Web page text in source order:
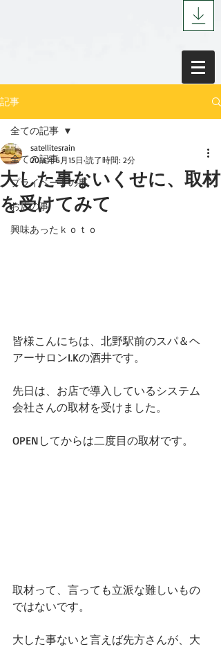
記事
全ての記事
プライベートの事
お店の事
興味あったｋｏｔｏ
全ての記事
大した事ないくせに、取材
を受けてみて
satellitesrain
2016年6月15日 読了時間: 2分
皆様こんにちは、北野駅前のスパ＆ヘ
アーサロンI.Kの酒井です。
先日は、お店で導入しているシステム
会社さんの取材を受けました。
OPENしてからは二度目の取材です。
取材って、言っても立派な難しいもの
ではないです。
大した事ないと言えば先方さんが、大